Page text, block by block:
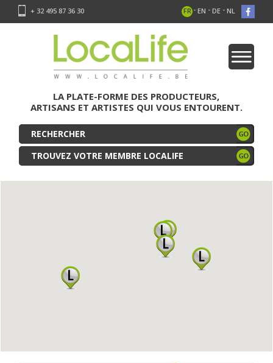
+ 32 495 87 36 30 FR - EN - DE - NL
LA PLATE-FORME DES PRODUCTEURS,
ARTISANS ET ARTISTES QUI VOUS ENTOURENT.
TROUVEZ VOTRE MEMBRE LOCALIFE